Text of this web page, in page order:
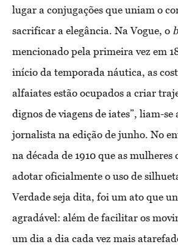
lugar a conjugações que uniam o
sacrificar a elegância. Na Vogue, o
mencionado pela primeira vez em
início da temporada náutica, as
alfaiates estão ocupados a criar
dignos de viagens de iates”, liam-se
jornalista na edição de junho. No
na década de 1910 que as mulheres
adotar oficialmente o uso de
Verdade seja dita, foi um ato que
agradável: além de facilitar os
um dia a dia cada vez mais